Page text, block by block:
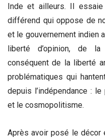
Inde et ailleurs. Il
différend qui oppose de
et le gouvernement indien
liberté d’opinion, de
conséquent de la liberté
problématiques qui
depuis l’indépendance :
et le cosmopolitisme.
Après avoir posé le décor